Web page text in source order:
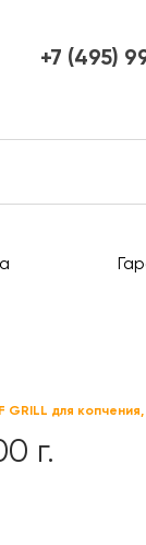
+7 (495)
GRILL для
г.